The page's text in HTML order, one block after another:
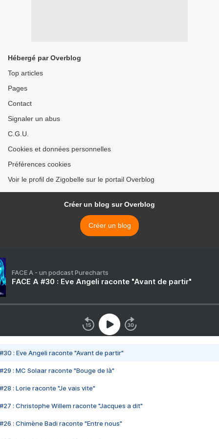
Hébergé par Overblog
Top articles
Pages
Contact
Signaler un abus
C.G.U.
Cookies et données personnelles
Préférences cookies
Voir le profil de Zigobelle sur le portail Overblog
Créer un blog sur Overblog
Créer un blog
FACE A - un podcast Purecharts
FACE A #30 : Eve Angeli raconte "Avant de partir"
#30 : Eve Angeli raconte "Avant de partir"
#29 : MC Solaar raconte "Bouge de là"
#28 : Lorie raconte "Je vais vite"
#27 : Christophe Willem raconte "Jacques a dit"
#26 : Chimène Badi raconte "Entre nous"